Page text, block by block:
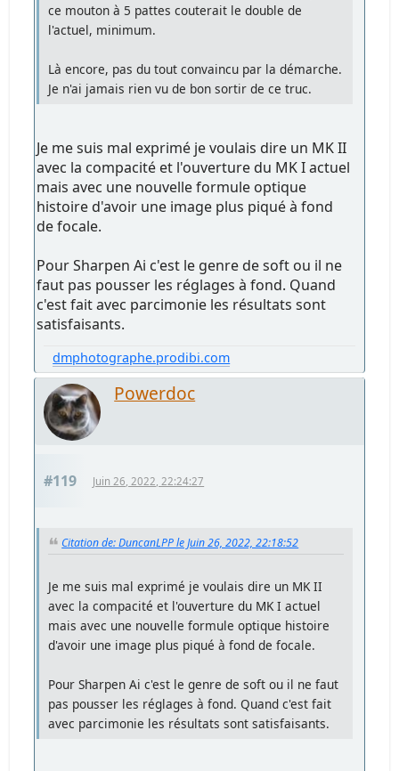
ce mouton à 5 pattes couterait le double de
l'actuel, minimum.
Là encore, pas du tout convaincu par la démarche.
Je n'ai jamais rien vu de bon sortir de ce truc.
Je me suis mal exprimé je voulais dire un MK II
avec la compacité et l'ouverture du MK I actuel
mais avec une nouvelle formule optique
histoire d'avoir une image plus piqué à fond
de focale.
Pour Sharpen Ai c'est le genre de soft ou il ne
faut pas pousser les réglages à fond. Quand
c'est fait avec parcimonie les résultats sont
satisfaisants.
dmphotographe.prodibi.com
Powerdoc
#119 Juin 26, 2022, 22:24:27
Citation de: DuncanLPP le Juin 26, 2022, 22:18:52
Je me suis mal exprimé je voulais dire un MK II
avec la compacité et l'ouverture du MK I actuel
mais avec une nouvelle formule optique histoire
d'avoir une image plus piqué à fond de focale.
Pour Sharpen Ai c'est le genre de soft ou il ne faut
pas pousser les réglages à fond. Quand c'est fait
avec parcimonie les résultats sont satisfaisants.